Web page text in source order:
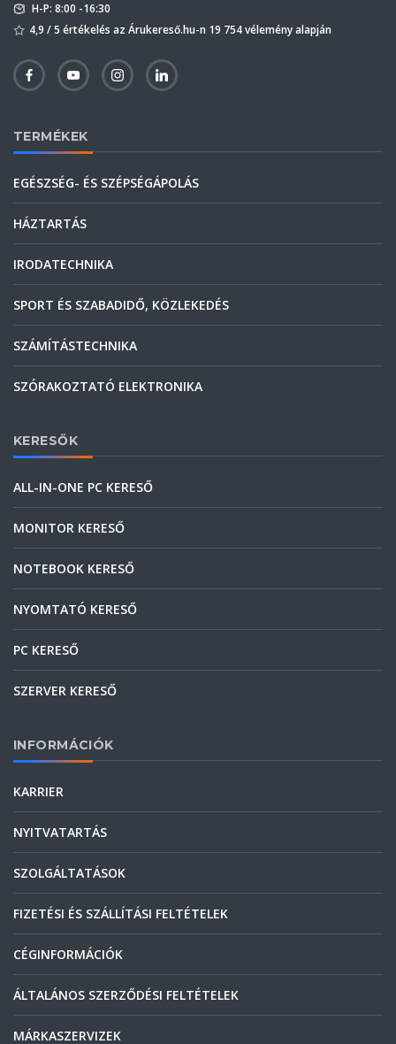
H-P: 8:00 -16:30
4,9 / 5 értékelés az Árukereső.hu-n 19 754 vélemény alapján
TERMÉKEK
EGÉSZSÉG- ÉS SZÉPSÉGÁPOLÁS
HÁZTARTÁS
IRODATECHNIKA
SPORT ÉS SZABADIDŐ, KÖZLEKEDÉS
SZÁMÍTÁSTECHNIKA
SZÓRAKOZTATÓ ELEKTRONIKA
KERESŐK
ALL-IN-ONE PC KERESŐ
MONITOR KERESŐ
NOTEBOOK KERESŐ
NYOMTATÓ KERESŐ
PC KERESŐ
SZERVER KERESŐ
INFORMÁCIÓK
KARRIER
NYITVATARTÁS
SZOLGÁLTATÁSOK
FIZETÉSI ÉS SZÁLLÍTÁSI FELTÉTELEK
CÉGINFORMÁCIÓK
ÁLTALÁNOS SZERZŐDÉSI FELTÉTELEK
MÁRKASZERVIZEK